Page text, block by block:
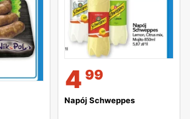
4 99
Napój Schweppes